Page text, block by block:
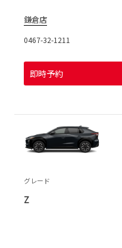
鎌倉店
0467-32-1211
即時予約
グレード
Z